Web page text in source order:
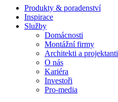
Produkty & poradenství
Inspirace
Služby
Domácnosti
Montážní firmy
Architekti a projektanti
O nás
Kariéra
Investoři
Pro-media